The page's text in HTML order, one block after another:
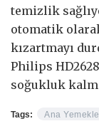
temizlik
otomatik
kızartmayı
Philips
soğukluk
Tags: Ana